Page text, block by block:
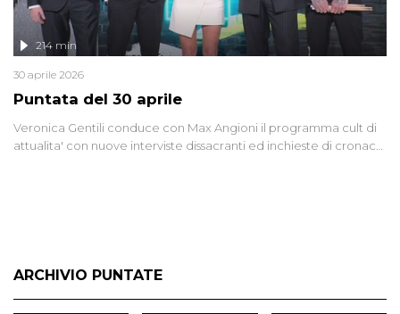
Puntata del 30 aprile
214 min
30 aprile 2026
Veronica Gentili conduce con Max Angioni il programma cult di
attualita' con nuove interviste dissacranti ed inchieste di cronaca
ARCHIVIO PUNTATE